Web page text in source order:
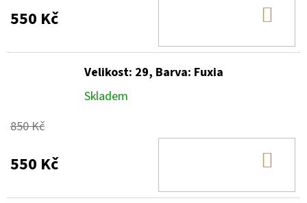
550 Kč
Velikost: 29, Barva: Fuxia
Skladem
850 Kč
550 Kč